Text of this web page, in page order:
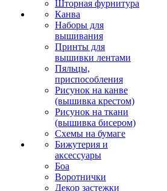
Шторная фурнитура
Канва
Наборы для
вышивания
Принты для
вышивки лентами
Пяльцы,
приспособления
Рисунок на канве
(вышивка крестом)
Рисунок на ткани
(вышивка бисером)
Схемы на бумаге
Бижутерия и
аксессуары
Боа
Воротнички
Декор застежки